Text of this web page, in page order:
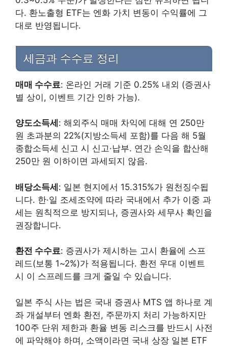
다. 환노출형 ETF는 엔화 가치 변동이 수익률에 그
대로 반영됩니다.
세금과 수수료 정리
매매 수수료: 온라인 거래 기준 0.25% 내외 (증권사
별 상이, 이벤트 기간 인하 가능).
양도소득세 : 해외주식 매매 차익에 대해 연 250만
원 초과분의 22%(지방소득세 포함)를 다음 해 5월
종합소득세 신고 시 신고·납부. 연간 손익을 합산해
250만 원 이하이면 과세되지 않음.
배당소득세: 일본 현지에서 15.315%가 원천징수됩
니다. 한·일 조세조약에 따라 국내에서 추가 이중 과
세는 원칙적으로 방지되나, 증권사와 세무사 확인을
권장합니다.
환전 수수료: 증권사가 제시하는 고시 환율에 스프
레드(보통 1~2%)가 적용됩니다. 환전 우대 이벤트
시 이 스프레드를 크게 줄일 수 있습니다.
일본 주식 사는 법은 국내 증권사 MTS 앱 하나로 계
좌 개설부터 엔화 환전, 주문까지 처리 가능하지만
100주 단위 제한과 환율 변동 리스크를 반드시 사전
에 파악해야 하며, 소액이라면 국내 상장 일본 ETF